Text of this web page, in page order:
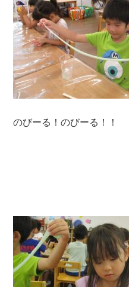
のびーる！のびーる！！